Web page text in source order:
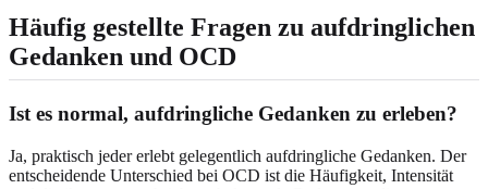
Häufig gestellte Fragen zu aufdringlichen
Gedanken und OCD
Ist es normal, aufdringliche Gedanken zu erleben?
Ja, praktisch jeder erlebt gelegentlich aufdringliche Gedanken. Der
entscheidende Unterschied bei OCD ist die Häufigkeit, Intensität